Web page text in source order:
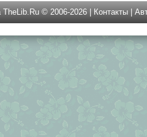
TheLib.Ru © 2006-2026 | Контакты |